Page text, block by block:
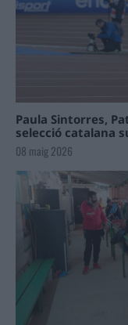
Paula Sintorres,
selecció catalana
08 maig 2026